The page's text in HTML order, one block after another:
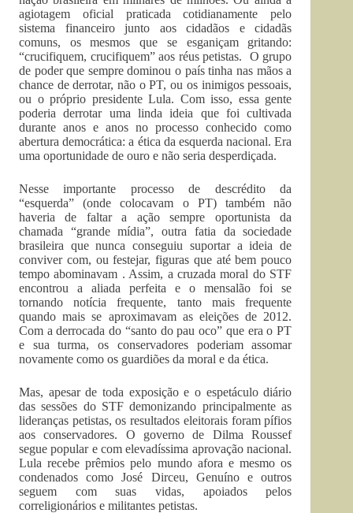
agiotagem oficial praticada cotidianamente pelo
sistema financeiro junto aos cidadãos e cidadãs
comuns, os mesmos que se esganiçam gritando:
“crucifiquem, crucifiquem” aos réus petistas. O grupo
de poder que sempre dominou o país tinha nas mãos a
chance de derrotar, não o PT, ou os inimigos pessoais,
ou o próprio presidente Lula. Com isso, essa gente
poderia derrotar uma linda ideia que foi cultivada
durante anos e anos no processo conhecido como
abertura democrática: a ética da esquerda nacional. Era
uma oportunidade de ouro e não seria desperdiçada.
Nesse importante processo de descrédito da
“esquerda” (onde colocavam o PT) também não
haveria de faltar a ação sempre oportunista da
chamada “grande mídia”, outra fatia da sociedade
brasileira que nunca conseguiu suportar a ideia de
conviver com, ou festejar, figuras que até bem pouco
tempo abominavam . Assim, a cruzada moral do STF
encontrou a aliada perfeita e o mensalão foi se
tornando notícia frequente, tanto mais frequente
quando mais se aproximavam as eleições de 2012.
Com a derrocada do “santo do pau oco” que era o PT
e sua turma, os conservadores poderiam assomar
novamente como os guardiões da moral e da ética.
Mas, apesar de toda exposição e o espetáculo diário
das sessões do STF demonizando principalmente as
lideranças petistas, os resultados eleitorais foram pífios
aos conservadores. O governo de Dilma Roussef
segue popular e com elevadíssima aprovação nacional.
Lula recebe prêmios pelo mundo afora e mesmo os
condenados como José Dirceu, Genuíno e outros
seguem com suas vidas, apoiados pelos
correligionários e militantes petistas.